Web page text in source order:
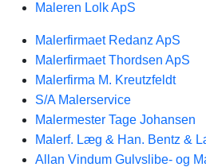
Maleren Lolk ApS
Malerfirmaet Redanz ApS
Malerfirmaet Thordsen ApS
Malerfirma M. Kreutzfeldt
S/A Malerservice
Malermester Tage Johansen
Malerf. Læg & Han. Bentz &
Allan Vindum Gulvslibe- og